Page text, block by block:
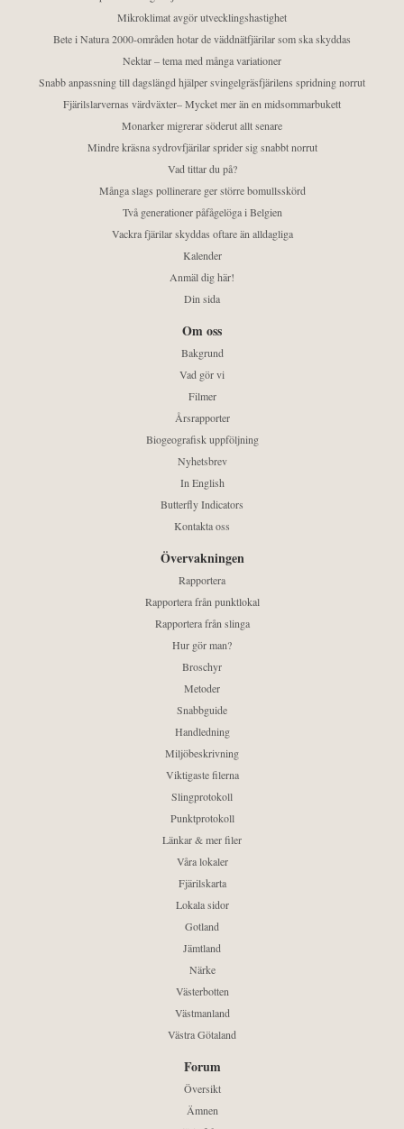
Mikroklimat avgör utvecklingshastighet
Bete i Natura 2000-områden hotar de väddnätfjärilar som ska skyddas
Nektar – tema med många variationer
Snabb anpassning till dagslängd hjälper svingelgräsfjärilens spridning norrut
Fjärilslarvernas värdväxter– Mycket mer än en midsommarbukett
Monarker migrerar söderut allt senare
Mindre kräsna sydrovfjärilar sprider sig snabbt norrut
Vad tittar du på?
Många slags pollinerare ger större bomullsskörd
Två generationer påfågelöga i Belgien
Vackra fjärilar skyddas oftare än alldagliga
Kalender
Anmäl dig här!
Din sida
Om oss
Bakgrund
Vad gör vi
Filmer
Årsrapporter
Biogeografisk uppföljning
Nyhetsbrev
In English
Butterfly Indicators
Kontakta oss
Övervakningen
Rapportera
Rapportera från punktlokal
Rapportera från slinga
Hur gör man?
Broschyr
Metoder
Snabbguide
Handledning
Miljöbeskrivning
Viktigaste filerna
Slingprotokoll
Punktprotokoll
Länkar & mer filer
Våra lokaler
Fjärilskarta
Lokala sidor
Gotland
Jämtland
Närke
Västerbotten
Västmanland
Västra Götaland
Forum
Översikt
Ämnen